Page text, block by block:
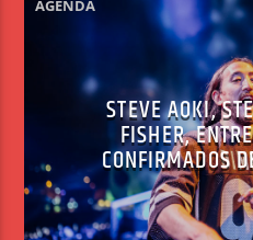
AGENDA
STEVE AOKI,
FISHER,
CONFIRMADOS